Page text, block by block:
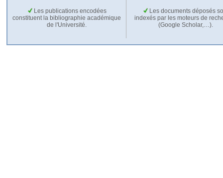
Les publications encodées
constituent la bibliographie académique
de l'Université.
Les documents déposés
indexés par les moteurs de
(Google Scholar,…).